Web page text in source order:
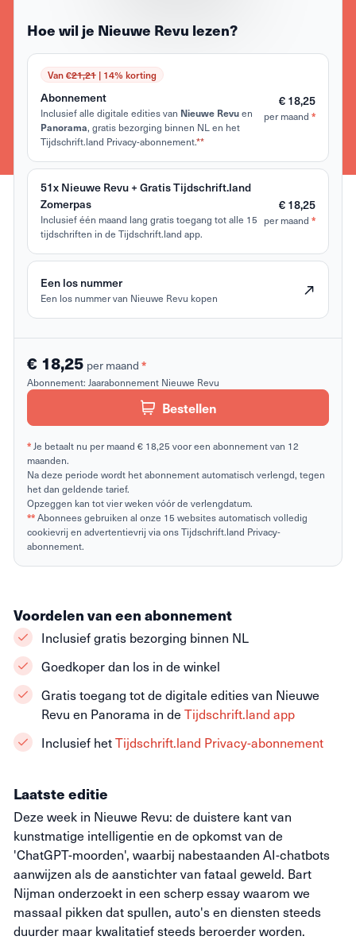
Hoe wil je Nieuwe Revu lezen?
Van €21,21| 14% korting
Abonnement
Inclusief alle digitale edities van Nieuwe Revuen
Panorama, gratis bezorging binnen NL en het
Tijdschrift.land Privacy-abonnement.**
€ 18,25
per maand *
51x Nieuwe Revu + Gratis Tijdschrift.land
Zomerpas
Inclusief één maand lang gratis toegang tot alle 15
tijdschriften in de Tijdschrift.land app.
€ 18,25
per maand *
Een los nummer
Een los nummer van Nieuwe Revu kopen
€ 18,25 per maand *
Abonnement: Jaarabonnement Nieuwe Revu
Bestellen
*Je betaalt nu per maand € 18,25 voor een abonnement van 12
maanden.
Na deze periode wordt het abonnement automatisch verlengd, tegen
het dan geldende tarief.
Opzeggen kan tot vier weken vóór de verlengdatum.
**Abonnees gebruiken al onze 15 websites automatisch volledig
cookievrij en advertentievrij via ons Tijdschrift.land Privacy-
abonnement.
Laatste editie
Deze week in Nieuwe Revu: de duistere kant van
kunstmatige intelligentie en de opkomst van de
'ChatGPT-moorden', waarbij nabestaanden AI-chatbots
aanwijzen als de aanstichter van fataal geweld. Bart
Nijman onderzoekt in een scherp essay waarom we
massaal pikken dat spullen, auto's en diensten steeds
duurder maar kwalitatief steeds beroerder worden.
Voordelen van een abonnement
Inclusief gratis bezorging binnen NL
Goedkoper dan los in de winkel
Gratis toegang tot de digitale edities van Nieuwe
Revu en Panorama in de Tijdschrift.land app
Inclusief hetTijdschrift.land Privacy-abonnement